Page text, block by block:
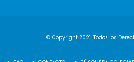
© Copyright 2021. Todos los